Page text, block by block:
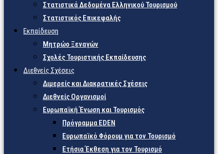
Στατιστικά Δεδομένα Ελληνικού Τουρισμού
Στατιστικός Επικεφαλής
Εκπαίδευση
Μητρώο Ξεναγών
Σχολές Τουριστικής Εκπαίδευσης
Διεθνείς Σχέσεις
Διμερείς και Διακρατικές Σχέσεις
Διεθνείς Οργανισμοί
Ευρωπαϊκή Ένωση και Τουρισμός
Πρόγραμμα EDEN
Ευρωπαϊκό Φόρουμ για τον Τουρισμό
Ετήσια Έκθεση για τον Τουρισμό